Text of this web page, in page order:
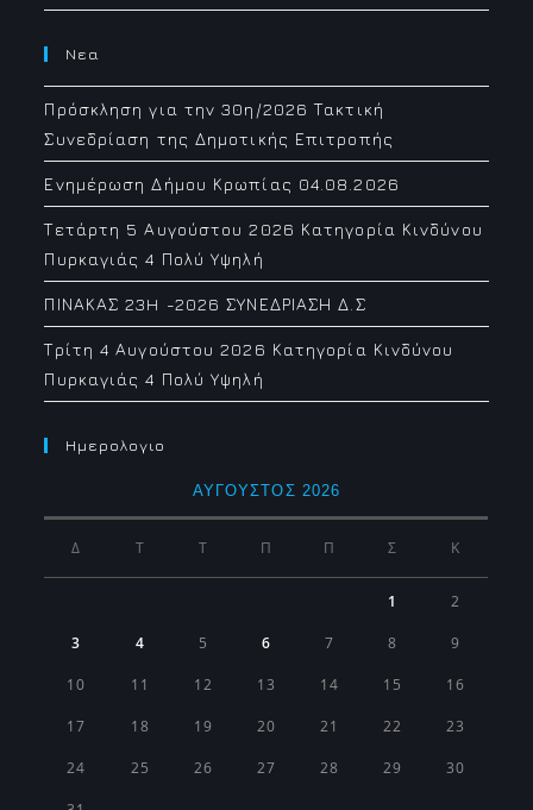
Νεα
Πρόσκληση για την 30η/2026 Τακτική
Συνεδρίαση της Δημοτικής Επιτροπής
Ενημέρωση Δήμου Κρωπίας 04.08.2026
Τετάρτη 5 Αυγούστου 2026 Κατηγορία Κινδύνου
Πυρκαγιάς 4 Πολύ Υψηλή
ΠΙΝΑΚΑΣ 23H -2026 ΣΥΝΕΔΡΙΑΣΗ Δ.Σ
Τρίτη 4 Αυγούστου 2026 Κατηγορία Κινδύνου
Πυρκαγιάς 4 Πολύ Υψηλή
Ημερολογιο
ΑΎΓΟΥΣΤΟΣ 2026
Δ Τ Τ Π Π Σ Κ
1 2
3 4 5 6 7 8 9
10 11 12 13 14 15 16
17 18 19 20 21 22 23
24 25 26 27 28 29 30